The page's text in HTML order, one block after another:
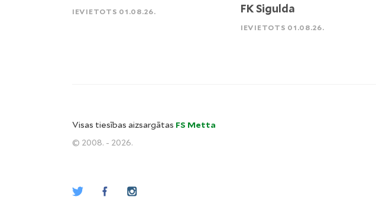
IEVIETOTS 01.08.26.
FK Sigulda
IEVIETOTS 01.08.26.
Visas tiesības aizsargātas FS Metta
© 2008. - 2026.